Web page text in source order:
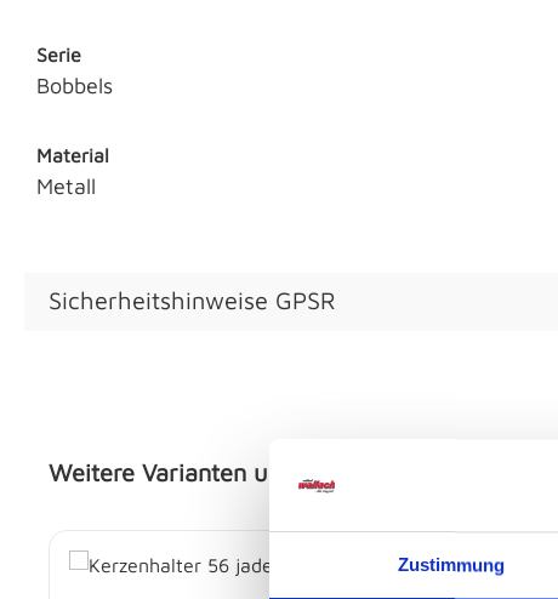
Zustimmung
Serie
Bobbels
Material
Metall
Sicherheitshinweise GPSR
Weitere Varianten und Ausführungen: